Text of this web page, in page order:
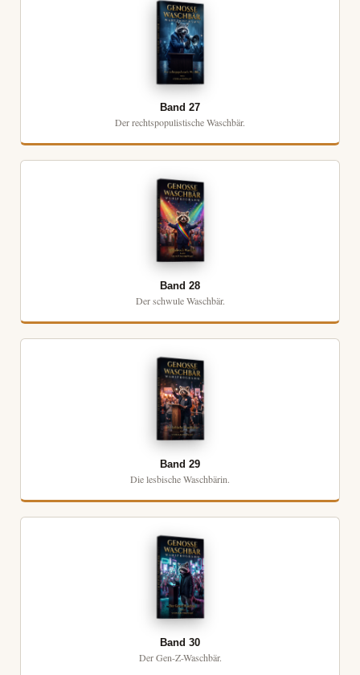
Band 27
Der rechtspopulistische Waschbär.
Band 28
Der schwule Waschbär.
Band 29
Die lesbische Waschbärin.
Band 30
Der Gen-Z-Waschbär.